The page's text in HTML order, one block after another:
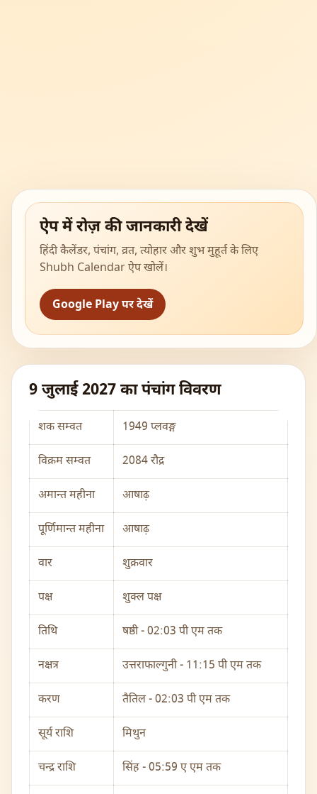
ऐप में रोज़ की जानकारी देखें
हिंदी कैलेंडर, पंचांग, व्रत, त्योहार और शुभ मुहूर्त के लिए
Shubh Calendar ऐप खोलें।
Google Play पर देखें
9 जुलाई 2027 का पंचांग विवरण
शक सम्वत 1949 प्लवङ्ग
विक्रम सम्वत 2084 रौद्र
अमान्त महीना आषाढ़
पूर्णिमान्त महीना आषाढ़
वार शुक्रवार
पक्ष शुक्ल पक्ष
तिथि षष्ठी - 02:03 पी एम तक
नक्षत्र उत्तराफाल्गुनी - 11:15 पी एम तक
करण तैतिल - 02:03 पी एम तक
सूर्य राशि मिथुन
चन्द्र राशि सिंह - 05:59 ए एम तक